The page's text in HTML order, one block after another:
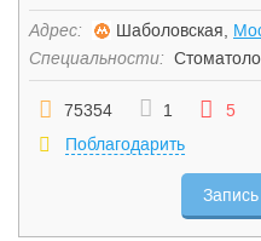
Адрес: Шаболовская,
Специальности:
75354 1
5
Поблагодарить